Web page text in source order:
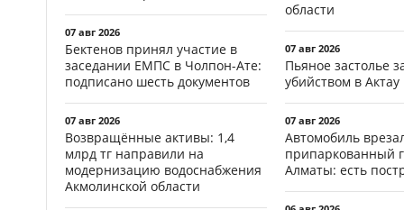
07 авг 2026
Бектенов принял участие в
заседании ЕМПС в Чолпон-Ате:
подписано шесть документов
07 авг 2026
Возвращённые активы: 1,4
млрд тг направили на
модернизацию водоснабжения
Акмолинской области
области
07 авг 2026
Пьяное застолье
убийством в Актау
07 авг 2026
Автомобиль
припаркованный
Алматы: есть